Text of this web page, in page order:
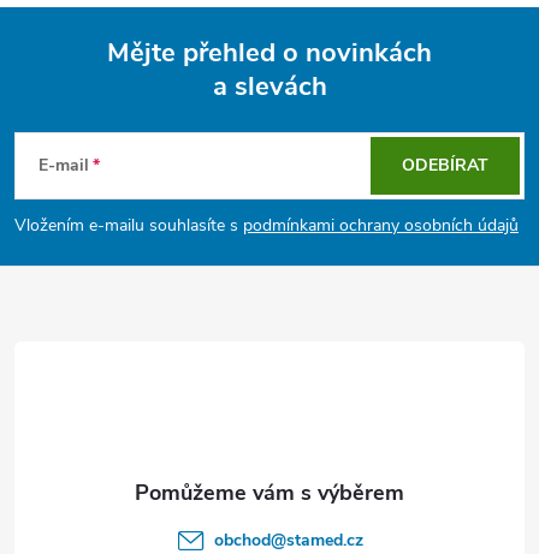
p
Mějte přehled o novinkách
a slevách
E-mail
Vložením e-mailu souhlasíte s podmínkami ochrany osobních údajů
ODEBÍRAT
obchod@stamed.cz